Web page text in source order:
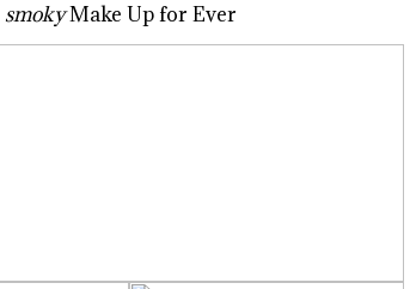
smokyMake Up for Ever